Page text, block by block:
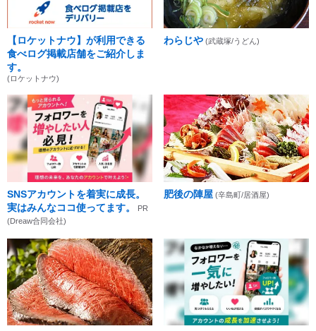
【ロケットナウ】が利用できる
食べログ掲載店舗をご紹介しま
す。
(ロケットナウ)
わらじや (武蔵塚/うどん)
SNSアカウントを着実に成長。
実はみんなココ使ってます。
PR
(Dreaw合同会社)
肥後の陣屋 (辛島町/居酒屋)